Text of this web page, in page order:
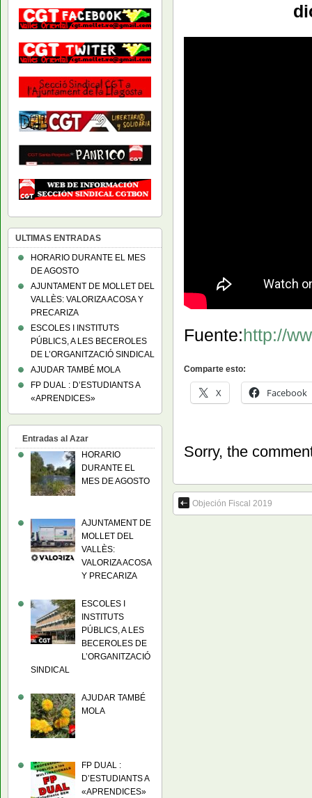
Fuente:http://
Comparte esto:
X Facebook
Sorry, the
Objeción Fiscal 2019
ULTIMAS ENTRADAS
HORARIO DURANTE EL MES
DE AGOSTO
AJUNTAMENT DE MOLLET DEL
VALLÈS: VALORIZA ACOSA Y
PRECARIZA
ESCOLES I INSTITUTS
PÚBLICS, A LES BECEROLES
DE L’ORGANITZACIÓ SINDICAL
AJUDAR TAMBÉ MOLA
FP DUAL : D’ESTUDIANTS A
«APRENDICES»
Entradas al Azar
HORARIO
DURANTE EL
MES DE AGOSTO
AJUNTAMENT DE
MOLLET DEL
VALLÈS:
VALORIZA ACOSA
Y PRECARIZA
ESCOLES I
INSTITUTS
PÚBLICS, A LES
BECEROLES DE
L’ORGANITZACIÓ
SINDICAL
AJUDAR TAMBÉ
MOLA
FP DUAL :
D’ESTUDIANTS A
«APRENDICES»